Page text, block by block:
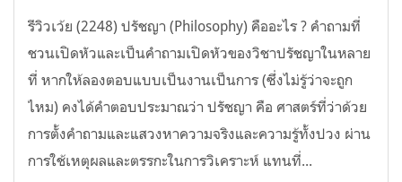
รีวิวเว้ย (2248) ปรัชญา (Philosophy) คืออะไร ? คำถามที่
ชวนเปิดหัวและเป็นคำถามเปิดหัวของวิชาปรัชญาในหลาย
ที่ หากให้ลองตอบแบบเป็นงานเป็นการ (ซึ่งไม่รู้ว่าจะถูก
ไหม) คงได้คำตอบประมาณว่า ปรัชญา คือ ศาสตร์ที่ว่าด้วย
การตั้งคำถามและแสวงหาความจริงและความรู้ทั้งปวง ผ่าน
การใช้เหตุผลและตรรกะในการวิเคราะห์ แทนที่...